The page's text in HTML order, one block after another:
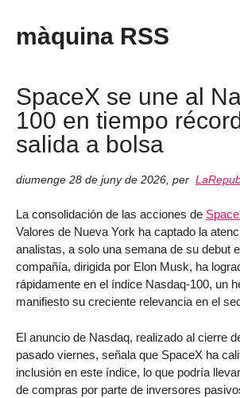
màquina RSS
SpaceX se une al
100 en tiempo
salida a bolsa
diumenge 28 de juny de 2026 per
La consolidación de las acciones de
Valores de Nueva York ha captado la
analistas, a solo una semana de su debut
compañía, dirigida por Elon Musk, ha
rápidamente en el índice Nasdaq-100, un
manifiesto su creciente relevancia en el
El anuncio de Nasdaq, realizado al cierre
pasado viernes, señala que SpaceX ha
inclusión en este índice, lo que podría
de compras por parte de inversores